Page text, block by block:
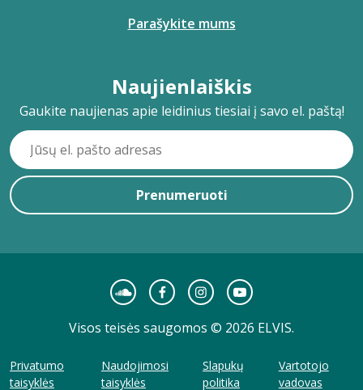
Parašykite mums
Naujienlaiškis
Gaukite naujienas apie leidinius tiesiai į savo el. paštą!
Prenumeruoti
Visos teisės saugomos © 2026 ELVIS.
Privatumo
taisyklės
Naudojimosi
taisyklės
Slapukų
politika
Vartotojo
vadovas